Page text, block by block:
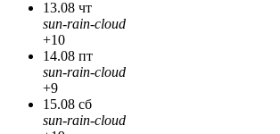
13.08 чт
sun-rain-cloud
+10
14.08 пт
sun-rain-cloud
+9
15.08 сб
sun-rain-cloud